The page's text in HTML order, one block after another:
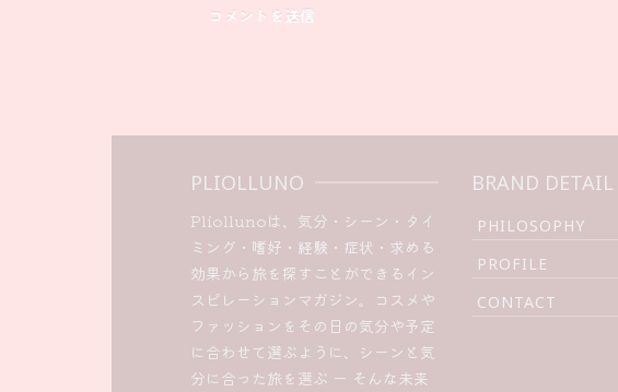
PLIOLLUNO
Pliollunoは、気分・シーン・タイ
ミング・嗜好・経験・症状・求める
効果から旅を探すことができるイン
スピレーションマガジン。コスメや
ファッションをその日の気分や予定
に合わせて選ぶように、シーンと気
分に合った旅を選ぶ ー そんな未来
BRAND DETAIL
PHILOSOPHY
PROFILE
CONTACT